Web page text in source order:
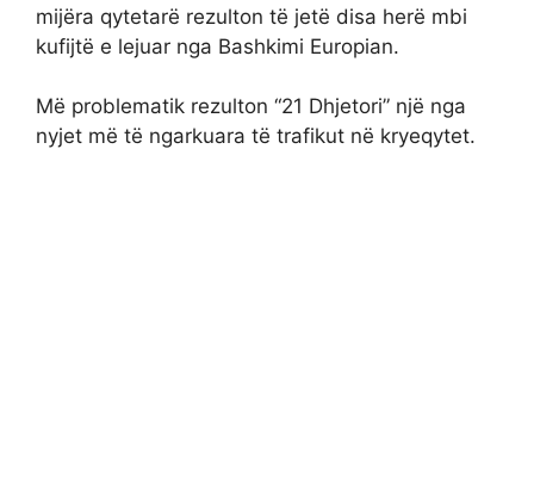
mijëra qytetarë rezulton të jetë disa herë mbi
kufijtë e lejuar nga Bashkimi Europian.
Më problematik rezulton “21 Dhjetori” një nga
nyjet më të ngarkuara të trafikut në kryeqytet.